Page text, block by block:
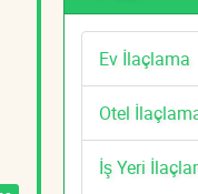
Ev İlaçlama
Otel
İş Yeri